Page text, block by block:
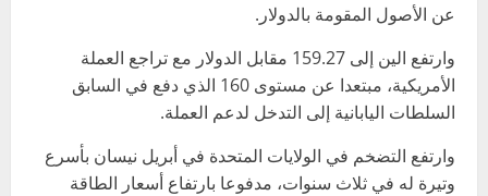
عن الأصول ​المقومة بالدولار.
وارتفع ⁠الين إلى 159.27 مقابل الدولار مع تراجع العملة
الأمريكية، مبتعدا عن مستوى 160 الذي دفع في السابق
السلطات اليابانية إلى التدخل لدعم العملة.
وارتفع التضخم في الولايات ⁠المتحدة في ​أبريل نيسان بأسرع
وتيرة له في ثلاث سنوات، ​مدفوعا بارتفاع أسعار الطاقة